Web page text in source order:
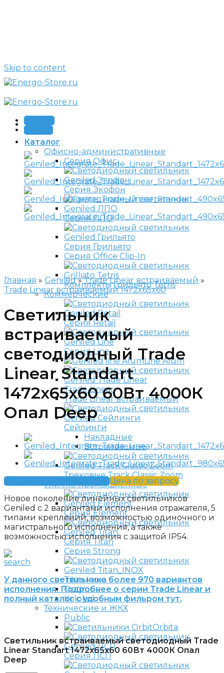
Skip to content
Каталог
Офисно-административные
Серия Офис
Серия Экофон
Серия ЛПО
Серия Грильято
Серия Office Clip-In
Комплекты Грильято Tetris
Коммерческие
Серия Retail
Серия Line
Line Alum
Trade Linear
Trade Linear встраиваемый
Сейлинги
Накладные
Встраиваемые
Трековые Track Classic Zoom
Улично-промышленные
Серия Element
Серия Titan
Серия Strong
Titan Inox
Optimus
Kolokol
Технические и ЖКХ
Public
Orbita
Серия ЛСП
Звонок
Заявка
Главная » Geniled»Trade Linear встраиваемый »
Trade Linear встраиваемый 1472x65x60
Светильник
встраиваемый
светодиодный Trade
Linear Standart
1472x65x60 60Вт 4000К
Опал Deep
Получить консультацию
Цена по запросу
Новое поколение линейных светильников
Geniled с 2 вариантами исполнения отражателя, 5
типами креплений, возможностью одиночного и
магистрального исполнения, а также
возможностью исполнения с защитой IP54.
У данного светильника более 970 вариантов
исполнения. Подробнее о серии Trade Linear и
полный каталог с удобным фильром тут.
Светильник встраиваемый светодиодный Trade
Linear Standart 1472x65x60 60Вт 4000К Опал
Deep